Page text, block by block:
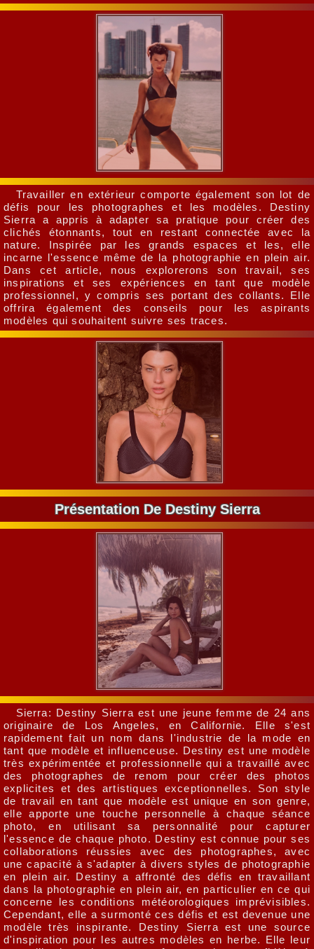
Travailler en extérieur comporte également son lot de
défis pour les photographes et les modèles. Destiny
Sierra a appris à adapter sa pratique pour créer des
clichés étonnants, tout en restant connectée avec la
nature. Inspirée par les grands espaces et les, elle
incarne l'essence même de la photographie en plein air.
Dans cet article, nous explorerons son travail, ses
inspirations et ses expériences en tant que modèle
professionnel, y compris ses portant des collants. Elle
offrira également des conseils pour les aspirants
modèles qui souhaitent suivre ses traces.
Présentation De Destiny Sierra
Sierra: Destiny Sierra est une jeune femme de 24 ans
originaire de Los Angeles, en Californie. Elle s'est
rapidement fait un nom dans l'industrie de la mode en
tant que modèle et influenceuse. Destiny est une modèle
très expérimentée et professionnelle qui a travaillé avec
des photographes de renom pour créer des photos
explicites et des artistiques exceptionnelles. Son style
de travail en tant que modèle est unique en son genre,
elle apporte une touche personnelle à chaque séance
photo, en utilisant sa personnalité pour capturer
l'essence de chaque photo. Destiny est connue pour ses
collaborations réussies avec des photographes, avec
une capacité à s'adapter à divers styles de photographie
en plein air. Destiny a affronté des défis en travaillant
dans la photographie en plein air, en particulier en ce qui
concerne les conditions météorologiques imprévisibles.
Cependant, elle a surmonté ces défis et est devenue une
modèle très inspirante. Destiny Sierra est une source
d'inspiration pour les autres modèles en herbe. Elle leur